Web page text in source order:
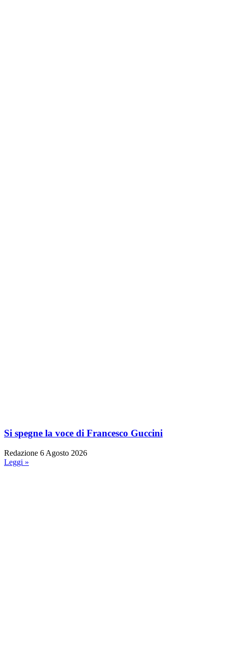
Si spegne la voce di Francesco Guccini
Redazione 6 Agosto 2026
Leggi »